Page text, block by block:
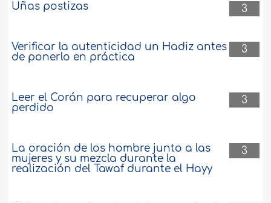
3
Uñas postizas
3
Verificar la autenticidad un Hadiz antes
de ponerlo en práctica
3
Leer el Corán para recuperar algo
perdido
3
La oración de los hombre junto a las
mujeres y su mezcla durante la
realización del Tawaf durante el Hayy